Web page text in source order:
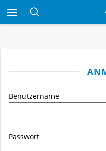
Benutzername
Passwort